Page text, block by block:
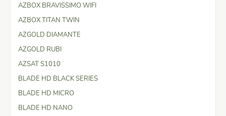
AZBOX BRAVISSIMO WIFI
AZBOX TITAN TWIN
AZGOLD DIAMANTE
AZGOLD RUBI
AZSAT S1010
BLADE HD BLACK SERIES
BLADE HD MICRO
BLADE HD NANO